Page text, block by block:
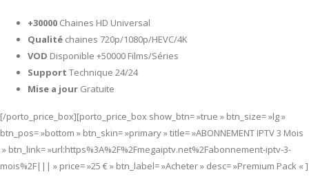
+30000 Chaines HD Universal
Qualité chaines 720p/1080p/HEVC/4K
VOD Disponible +50000 Films/Séries
Support Technique 24/24
Mise a jour Gratuite
[/porto_price_box][porto_price_box show_btn= »true » btn_size= »lg »
btn_pos= »bottom » btn_skin= »primary » title= »ABONNEMENT IPTV 3 Mois
» btn_link= »url:https%3A%2F%2Fmegaiptv.net%2Fabonnement-iptv-3-
mois%2F||| » price= »25 € » btn_label= »Acheter » desc= »Premium Pack « ]